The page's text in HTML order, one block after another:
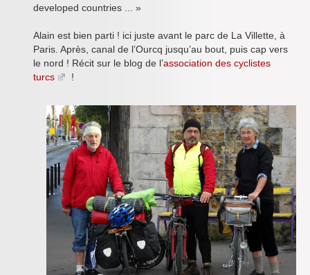
developed countries ... »
Alain est bien parti ! ici juste avant le parc de La Villette, à
Paris. Après, canal de l’Ourcq jusqu’au bout, puis cap vers
le nord ! Récit sur le blog de l’association des cyclistes
turcs
!